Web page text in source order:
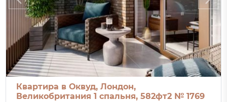
Квартира в Оквуд, Лондон,
Великобритания 1 спальня, 582фт2 № 1769